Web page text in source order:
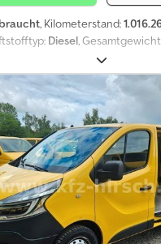
, Kilometerstand:
Diesel,
, Emissionsklasse:
2011, RENAULT MIDLUM, ZWEI-
Dkodpozk D Nnofx Aaher